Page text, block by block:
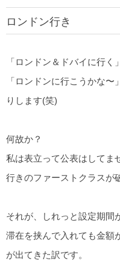
ロンドン行き
「ロンドン＆ドバイに行く」
「ロンドンに行こうかな
りします(笑)
何故か？
私は表立って公表はしてま
行きのファーストクラスが
それが、しれっと設定期間
滞在を挟んで入れても金額
が出てきた訳です。